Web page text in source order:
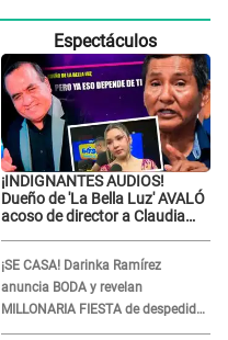
Espectáculos
¡INDIGNANTES AUDIOS!
Dueño de 'La Bella Luz' AVALÓ
acoso de director a Claudia
¡SE CASA! Darinka Ramírez
anuncia BODA y revelan
MILLONARIA FIESTA de despedida
de soltera en una playa exclusiva: